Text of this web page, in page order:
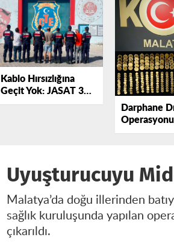
Kablo Hırsızlığına
Geçit Yok: JASAT 3
Şüpheliyi Tutuklattı
Darphane
Malatya’da
Uyuşturucuyu
Malatya’da doğu illerinden
sağlık kuruluşunda yapılan
çıkarıldı.